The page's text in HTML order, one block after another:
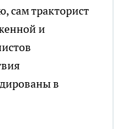
сам тракторист
и
в